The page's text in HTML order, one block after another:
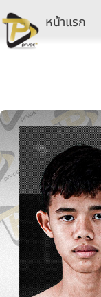
Skip
to
content
หน้าแรก